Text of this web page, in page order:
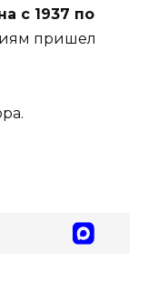
с 1937 по
пришел